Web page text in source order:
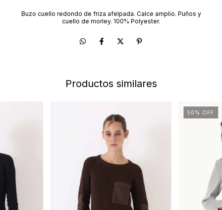
Buzo cuello redondo de friza afelpada. Calce amplio. Puños y
cuello de morley. 100% Polyester.
Productos similares
50 % OFF